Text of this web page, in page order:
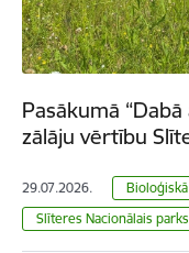
Pasākumā
zālāju vērtību
29.07.2026.
Slīteres Nacionālais parks